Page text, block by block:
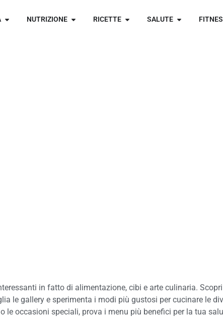
NUTRIZIONE RICETTE SALUTE
in fatto di alimentazione, cibi e arte culinaria.
le gallery e sperimenta i modi più gustosi per cucinare le
le occasioni speciali, prova i menu più benefici per la tua